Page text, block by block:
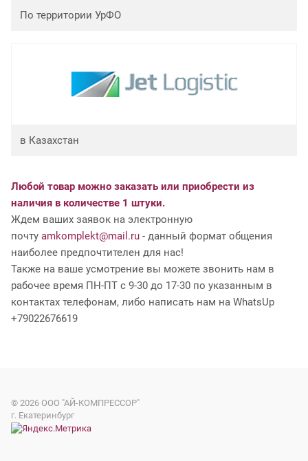
По территории УрФО
в Казахстан
Любой товар можно заказать или приобрести из
наличия в количестве 1 штуки.
Ждем ваших заявок на электронную
почту amkomplekt@mail.ru - данный формат общения
наиболее предпочтителен для нас!
Также на ваше усмотрение вы можете звонить нам в
рабочее время ПН-ПТ с 9-30 до 17-30 по указанным в
контактах телефонам, либо написать нам на WhatsUp
+79022676619
© 2026 ООО "АЙ-КОМПРЕССОР"
г. Екатеринбург